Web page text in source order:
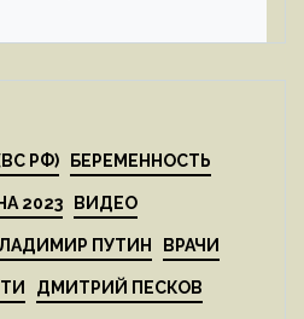
РФ) БЕРЕМЕННОСТЬ
2023 ВИДЕО
ПУТИН ВРАЧИ
ДМИТРИЙ ПЕСКОВ